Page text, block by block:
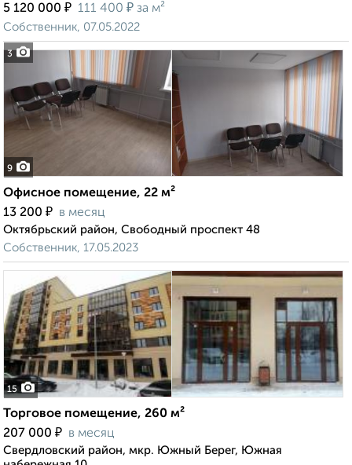
3
5 120 000 ₽ 111 400 ₽ за м²
Собственник, 07.05.2022
9
Офисное помещение, 22 м²
13 200 ₽ в месяц
Октябрьский район, Свободный проспект 48
Собственник, 17.05.2023
15
Торговое помещение, 260 м²
207 000 ₽ в месяц
Свердловский район, мкр. Южный Берег, Южная